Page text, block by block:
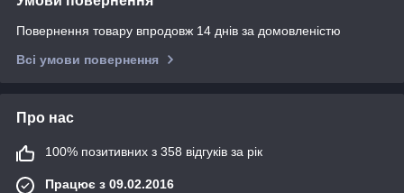
Повернення товару впродовж 14 днів за домовленістю
Всі умови повернення
Про нас
100% позитивних з 358 відгуків за рік
Працює з 09.02.2016